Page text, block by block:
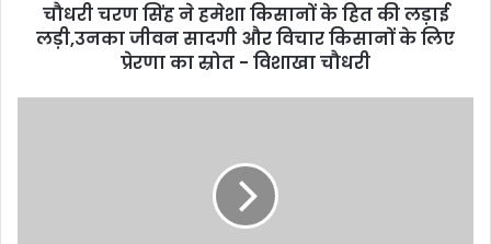
चौधरी चरण सिंह ने हमेशा किसानों के हित की लड़ाई
लड़ी,उनका जीवन सादगी और विचार किसानों के लिए
प्रेरणा का स्रोत - विशाखा चौधरी